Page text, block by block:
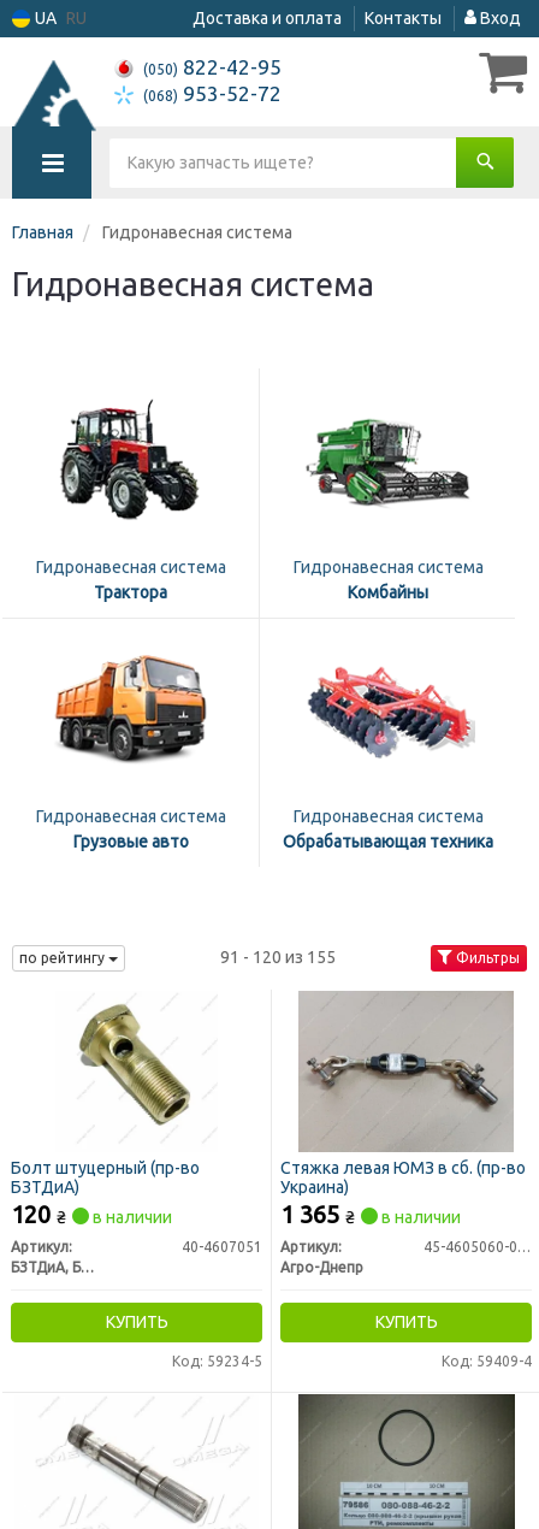
UA RU Доставка и оплата Контакты Вход
(050) 822-42-95
(068) 953-52-72
Главная Гидронавесная система
Гидронавесная система
Гидронавесная система
Трактора
Гидронавесная система
Комбайны
Гидронавесная система
Грузовые авто
Гидронавесная система
Обрабатывающая техника
по рейтингу 91 - 120 из 155 Фильтры
Болт штуцерный (пр-во
БЗТДиА)
120 ₴ в наличии
Артикул:
40-4607051
БЗТДиА, Беларусь
КУПИТЬ
Код: 59234-5
Стяжка левая ЮМЗ в сб. (пр-во
Украина)
1 365 ₴ в наличии
Артикул:
45-4605060-03 СБ
Агро-Днепр
КУПИТЬ
Код: 59409-4